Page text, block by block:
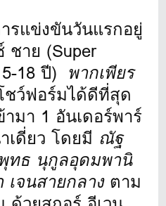
แข่งขันวันแรกอยู่
ชาย (Super
18 ปี) พากเพียร
ชว์ฟอร์มได้ดีที่สุด
มา 1 อันเดอร์พาร์
เดี่ยว โดยมี ณัฐ
ทธ นุกูลอุดมพานิ
จนสายกลาง ตาม